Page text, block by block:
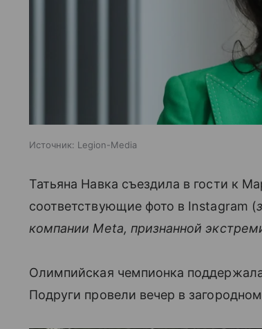
Источник: Legion-Media
Татьяна Навка съездила в гости к
соответствующие фото в Instagram (
компании Meta, признанной
Олимпийская чемпионка
Подруги провели вечер в